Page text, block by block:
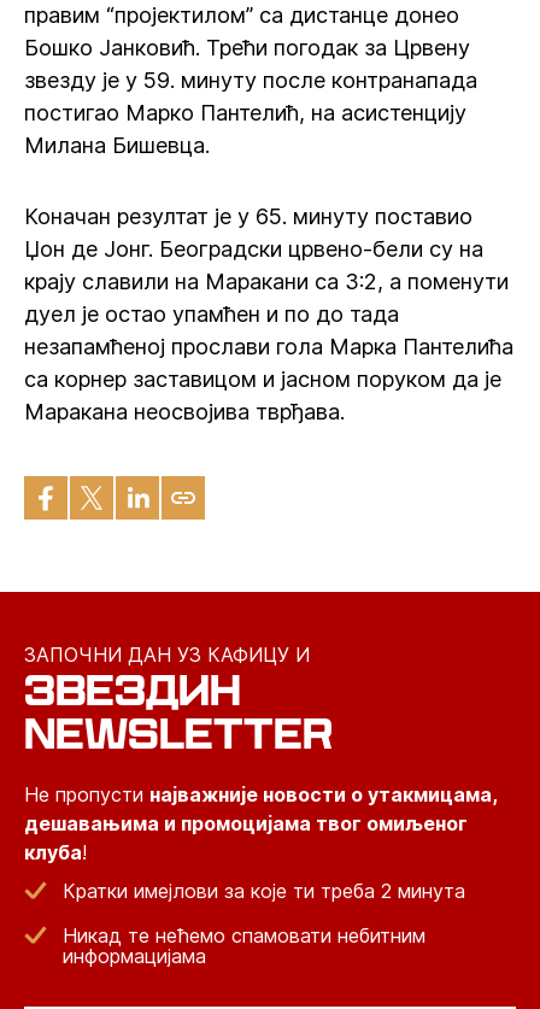
правим “пројектилом” са дистанце донео
Бошко Јанковић. Трећи погодак за Црвену
звезду је у 59. минуту после контранапада
постигао Марко Пантелић, на асистенцију
Милана Бишевца.
Коначан резултат је у 65. минуту поставио
Џон де Јонг. Београдски црвено-бели су на
крају славили на Маракани са 3:2, а поменути
дуел је остао упамћен и по до тада
незапамћеној прослави гола Марка Пантелића
са корнер заставицом и јасном поруком да је
Маракана неосвојива тврђава.
ЗАПОЧНИ ДАН УЗ КАФИЦУ И
ЗВЕЗДИН
NEWSLETTER
Не пропусти најважније новости о утакмицама,
дешавањима и промоцијама твог омиљеног
клуба!
Кратки имејлови за које ти треба 2 минута
Никад те нећемо спамовати небитним
информацијама